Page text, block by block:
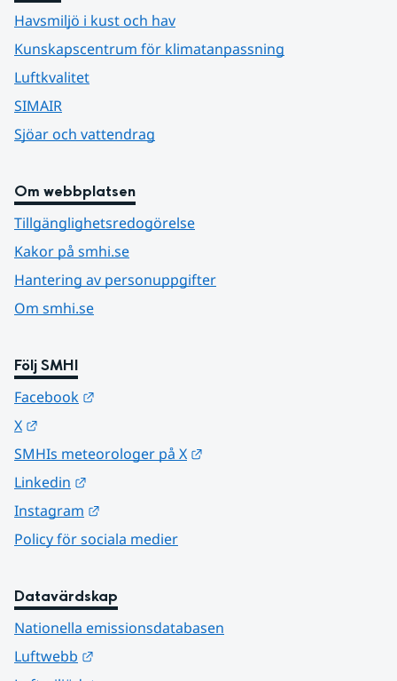
Havsmiljö i kust och hav
Kunskapscentrum för klimatanpassning
Luftkvalitet
SIMAIR
Sjöar och vattendrag
Om webbplatsen
Tillgänglighetsredogörelse
Kakor på smhi.se
Hantering av personuppgifter
Om smhi.se
Följ SMHI
Facebook
X
SMHIs meteorologer på X
Linkedin
Instagram
Policy för sociala medier
Datavärdskap
Nationella emissionsdatabasen
Luftwebb